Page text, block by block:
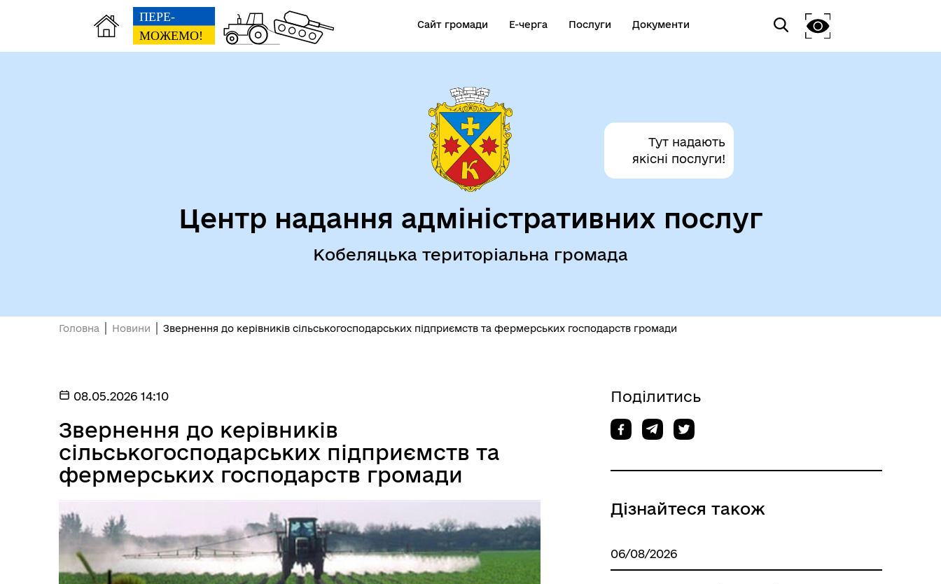
Сайт громади Е-черга Послуги Документи
Тут надають
якісні послуги!
Центр надання адміністративних послуг
Кобеляцька територіальна громада
Головна Новини Звернення до керівників сільськогосподарських підприємств та фермерських господарств громади
08.05.2026 14:10
Звернення до керівників
сільськогосподарських підприємств та
фермерських господарств громади
Поділитись
Дізнайтеся також
06/08/2026